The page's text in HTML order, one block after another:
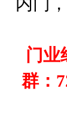
门业
群：